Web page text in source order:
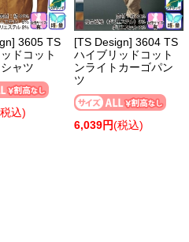
3605 TS
ドコット
ャツ
込)
[TS Design] 3604 TS
ハイブリッドコット
ンライトカーゴパン
ツ
6,039円(税込)